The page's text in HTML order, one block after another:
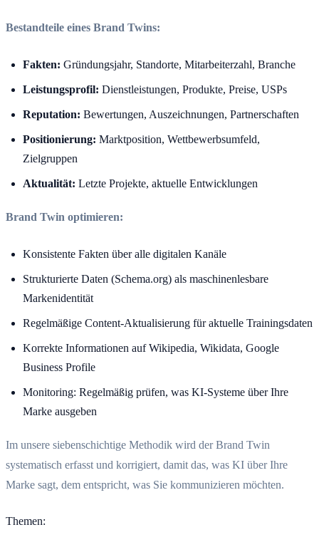
Bestandteile eines Brand Twins:
Fakten: Gründungsjahr, Standorte, Mitarbeiterzahl, Branche
Leistungsprofil: Dienstleistungen, Produkte, Preise, USPs
Reputation: Bewertungen, Auszeichnungen, Partnerschaften
Positionierung: Marktposition, Wettbewerbsumfeld,
Zielgruppen
Aktualität: Letzte Projekte, aktuelle Entwicklungen
Brand Twin optimieren:
Konsistente Fakten über alle digitalen Kanäle
Strukturierte Daten (Schema.org) als maschinenlesbare
Markenidentität
Regelmäßige Content-Aktualisierung für aktuelle Trainingsdaten
Korrekte Informationen auf Wikipedia, Wikidata, Google
Business Profile
Monitoring: Regelmäßig prüfen, was KI-Systeme über Ihre
Marke ausgeben
Im unsere siebenschichtige Methodik wird der Brand Twin
systematisch erfasst und korrigiert, damit das, was KI über Ihre
Marke sagt, dem entspricht, was Sie kommunizieren möchten.
Themen: